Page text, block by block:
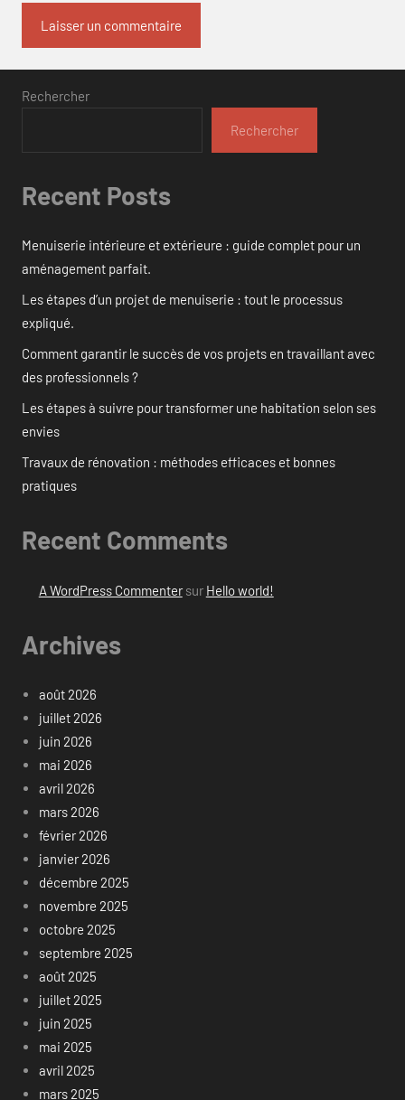
Rechercher
Rechercher
Recent Posts
Menuiserie intérieure et extérieure : guide complet pour un
aménagement parfait.
Les étapes d’un projet de menuiserie : tout le processus
expliqué.
Comment garantir le succès de vos projets en travaillant avec
des professionnels ?
Les étapes à suivre pour transformer une habitation selon ses
envies
Travaux de rénovation : méthodes efficaces et bonnes
pratiques
Recent Comments
A WordPress Commentersur Hello world!
Archives
août 2026
juillet 2026
juin 2026
mai 2026
avril 2026
mars 2026
février 2026
janvier 2026
décembre 2025
novembre 2025
octobre 2025
septembre 2025
août 2025
juillet 2025
juin 2025
mai 2025
avril 2025
mars 2025